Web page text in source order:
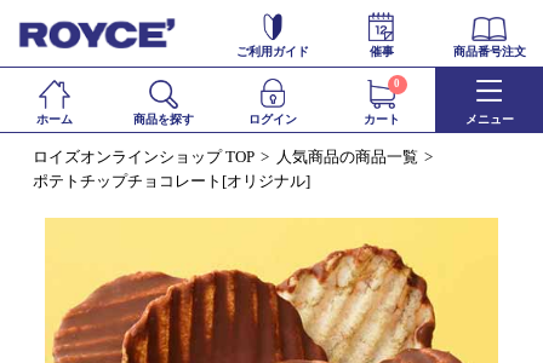
ご利用ガイド 催事 商品番号注文
ホーム 商品を探す ログイン カート
0
メニュー
ロイズオンラインショップ TOP
人気商品の商品一覧
ポテトチップチョコレート[オリジナル]